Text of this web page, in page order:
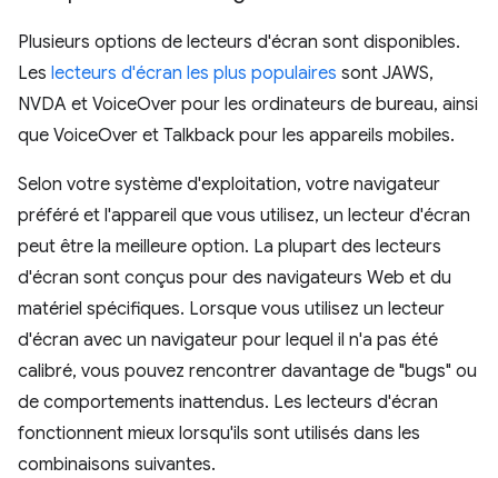
Plusieurs options de lecteurs d'écran sont disponibles.
Les lecteurs d'écran les plus populaires sont JAWS,
NVDA et VoiceOver pour les ordinateurs de bureau, ainsi
que VoiceOver et Talkback pour les appareils mobiles.
Selon votre système d'exploitation, votre navigateur
préféré et l'appareil que vous utilisez, un lecteur d'écran
peut être la meilleure option. La plupart des lecteurs
d'écran sont conçus pour des navigateurs Web et du
matériel spécifiques. Lorsque vous utilisez un lecteur
d'écran avec un navigateur pour lequel il n'a pas été
calibré, vous pouvez rencontrer davantage de "bugs" ou
de comportements inattendus. Les lecteurs d'écran
fonctionnent mieux lorsqu'ils sont utilisés dans les
combinaisons suivantes.